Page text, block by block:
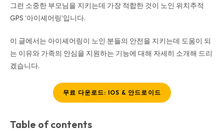
그런 소중한 부모님을 지키는데 가장 적합한 것이 노인 위치추적
GPS ‘아이셰어링’입니다.
이 글에서는 아이셰어링이 노인 분들의 안전을 지키는데 도움이 되
는 이유와 가족의 안심을 지원하는 기능에 대해 자세히 소개해 드리
겠습니다.
무료 다운로드: IOS & 안드로이드
Table of contents